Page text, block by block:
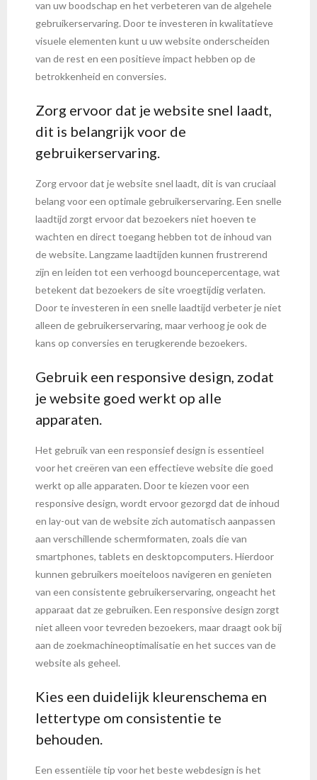
van uw boodschap en het verbeteren van de algehele
gebruikerservaring. Door te investeren in kwalitatieve
visuele elementen kunt u uw website onderscheiden
van de rest en een positieve impact hebben op de
betrokkenheid en conversies.
Zorg ervoor dat je website snel laadt,
dit is belangrijk voor de
gebruikerservaring.
Zorg ervoor dat je website snel laadt, dit is van cruciaal
belang voor een optimale gebruikerservaring. Een snelle
laadtijd zorgt ervoor dat bezoekers niet hoeven te
wachten en direct toegang hebben tot de inhoud van
de website. Langzame laadtijden kunnen frustrerend
zijn en leiden tot een verhoogd bouncepercentage, wat
betekent dat bezoekers de site vroegtijdig verlaten.
Door te investeren in een snelle laadtijd verbeter je niet
alleen de gebruikerservaring, maar verhoog je ook de
kans op conversies en terugkerende bezoekers.
Gebruik een responsive design, zodat
je website goed werkt op alle
apparaten.
Het gebruik van een responsief design is essentieel
voor het creëren van een effectieve website die goed
werkt op alle apparaten. Door te kiezen voor een
responsive design, wordt ervoor gezorgd dat de inhoud
en lay-out van de website zich automatisch aanpassen
aan verschillende schermformaten, zoals die van
smartphones, tablets en desktopcomputers. Hierdoor
kunnen gebruikers moeiteloos navigeren en genieten
van een consistente gebruikerservaring, ongeacht het
apparaat dat ze gebruiken. Een responsive design zorgt
niet alleen voor tevreden bezoekers, maar draagt ook bij
aan de zoekmachineoptimalisatie en het succes van de
website als geheel.
Kies een duidelijk kleurenschema en
lettertype om consistentie te
behouden.
Een essentiële tip voor het beste webdesign is het